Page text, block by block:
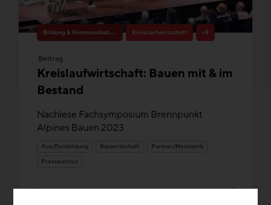
Bildung & Kommunikation Kreislaufwirtschaft +3
Beitrag
Kreislaufwirtschaft: Bauen mit & im
Bestand
Nachlese Fachsymposium Brennpunkt
Alpines Bauen 2023
Aus/Fortbildung Bauwirtschaft
Partner/Netzwerk
Pressearchiv